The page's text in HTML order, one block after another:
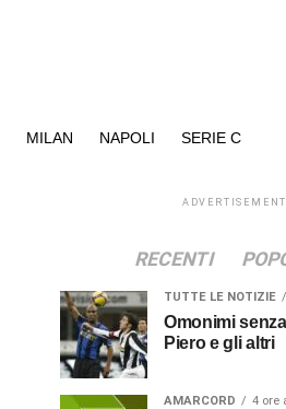
MILAN NAPOLI SERIE C
ADVERTISEMENT
RECENTI
TUTTE LE NOTIZIE
Omonimi
Piero e gli altri
AMARCORD 4 ore